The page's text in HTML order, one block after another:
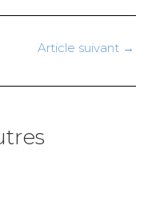
Article suivant →